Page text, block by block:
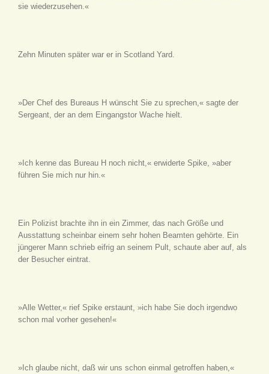
sie wiederzusehen.«
Zehn Minuten später war er in Scotland Yard.
»Der Chef des Bureaus H wünscht Sie zu sprechen,« sagte der
Sergeant, der an dem Eingangstor Wache hielt.
»Ich kenne das Bureau H noch nicht,« erwiderte Spike, »aber
führen Sie mich nur hin.«
Ein Polizist brachte ihn in ein Zimmer, das nach Größe und
Ausstattung scheinbar einem sehr hohen Beamten gehörte. Ein
jüngerer Mann schrieb eifrig an seinem Pult, schaute aber auf, als
der Besucher eintrat.
»Alle Wetter,« rief Spike erstaunt, »ich habe Sie doch irgendwo
schon mal vorher gesehen!«
»Ich glaube nicht, daß wir uns schon einmal getroffen haben,«